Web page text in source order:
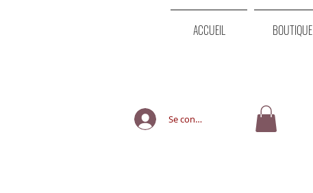
ACCUEIL BOUTIQUE
Se connecter